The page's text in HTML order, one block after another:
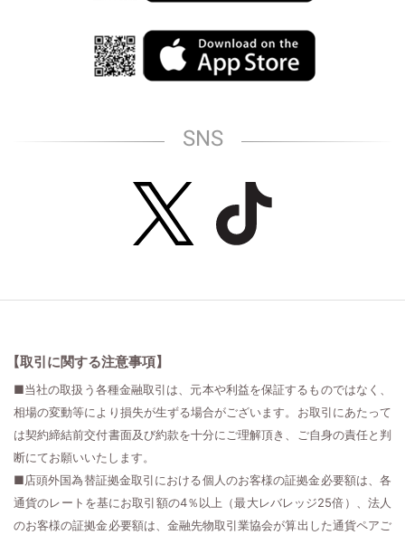
SNS
【取引に関する注意事項】
■当社の取扱う各種金融取引は、元本や利益を保証するものではなく、
相場の変動等により損失が生ずる場合がございます。お取引にあたって
は契約締結前交付書面及び約款を十分にご理解頂き、ご自身の責任と判
断にてお願いいたします。
■店頭外国為替証拠金取引における個人のお客様の証拠金必要額は、各
通貨のレートを基にお取引額の4％以上（最大レバレッジ25倍）、法人
のお客様の証拠金必要額は、金融先物取引業協会が算出した通貨ペアご